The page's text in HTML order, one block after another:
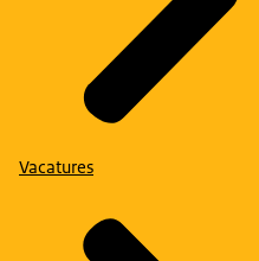
Vacatures